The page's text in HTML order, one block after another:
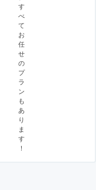
す
べ
て
お
任
せ
の
プ
ラ
ン
も
あ
り
ま
す
！